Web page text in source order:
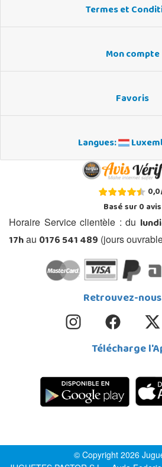
Termes et
Mon compte
Favoris
Langues:
0,0
Basé sur0avis
Horaire Service clientèle : du
17hau 0176 541 489 (jours
Retrouvez-
Télécharge
© Copyright 2026